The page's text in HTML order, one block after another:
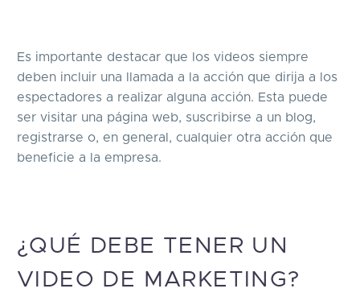
Es importante destacar que los videos siempre
deben incluir una llamada a la acción que dirija a los
espectadores a realizar alguna acción. Esta puede
ser visitar una página web, suscribirse a un blog,
registrarse o, en general, cualquier otra acción que
beneficie a la empresa.
¿QUÉ DEBE TENER UN
VIDEO DE MARKETING?